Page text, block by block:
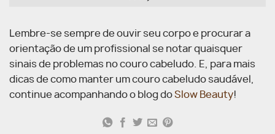
Lembre-se sempre de ouvir seu corpo e procurar a
orientação de um profissional se notar quaisquer
sinais de problemas no couro cabeludo. E, para mais
dicas de como manter um couro cabeludo saudável,
continue acompanhando o blog doSlow Beauty!